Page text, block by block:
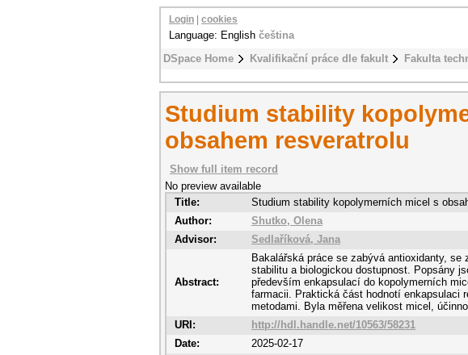
DSpace Home Kvalifikační práce dle fakult Fakulta
Login cookies
Language: English čeština
Studium stability
obsahem resveratrolu
Show full item record
No preview available
Title:
Studium stability kopolymerních micel s
Author:
Shutko, Olena
Advisor:
Sedlaříková, Jana
Abstract:
Bakalářská práce se zabývá antioxidanty,
stabilitu a biologickou dostupnost. Popsány
především enkapsulací do kopolymerních
farmacii. Praktická část hodnotí enkapsulaci
metodami. Byla měřena velikost micel,
URI:
http://hdl.handle.net/10563/58231
Date:
2025-02-17